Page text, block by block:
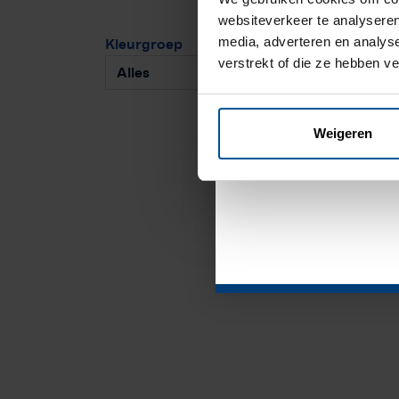
websiteverkeer te
media, adverteren en
verstrekt of die ze hebben
Weigeren
Kleurgroep
gesloten